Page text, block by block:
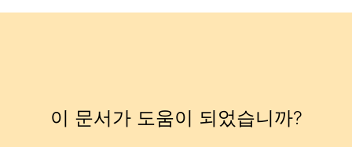
이 문서가 도움이 되었습니까?